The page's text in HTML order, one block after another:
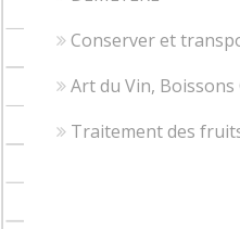
Conserver et
Art du Vin, Boissons
Traitement des